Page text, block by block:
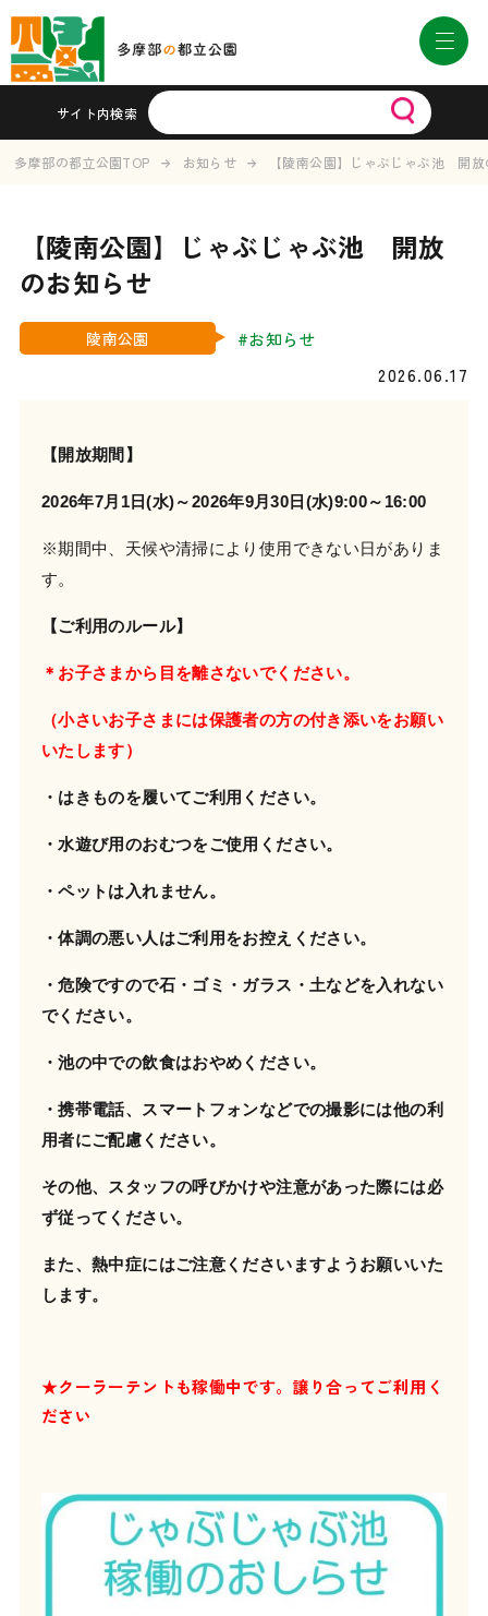
サイト内検索
多摩部の都立公園TOP お知らせ 【陵南公園】じゃぶじゃぶ池 開
【陵南公園】じゃぶじゃぶ池 開放
のお知らせ
陵南公園
#お知らせ
2026.06.17
【開放期間】
2026年7月1日(水)～2026年9月30日(水)9:00～16:00
※期間中、天候や清掃により使用できない日がありま
す。
【ご利用のルール】
＊お子さまから目を離さないでください。
（小さいお子さまには保護者の方の付き添いをお願い
いたします）
・はきものを履いてご利用ください。
・水遊び用のおむつをご使用ください。
・ペットは入れません。
・体調の悪い人はご利用をお控えください。
・危険ですので石・ゴミ・ガラス・土などを入れない
でください。
・池の中での飲食はおやめください。
・携帯電話、スマートフォンなどでの撮影には他の利
用者にご配慮ください。
その他、スタッフの呼びかけや注意があった際には必
ず従ってください。
また、熱中症にはご注意くださいますようお願いいた
します。
★クーラーテントも稼働中です。 譲り合ってご利用く
ださい